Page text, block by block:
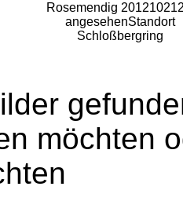
Rosemendig 2012
angesehenStandort
Schloßbergring
möchten